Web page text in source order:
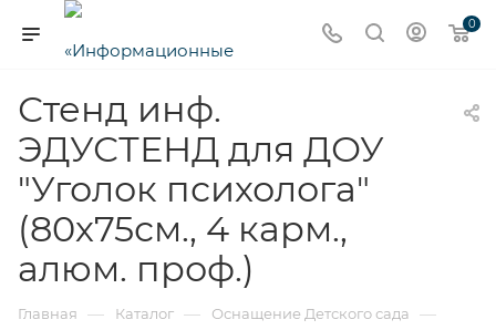
0
Стенд инф.
ЭДУСТЕНД для ДОУ
"Уголок психолога"
(80х75см., 4 карм.,
алюм. проф.)
Главная — Каталог — Оснащение Детского сада —